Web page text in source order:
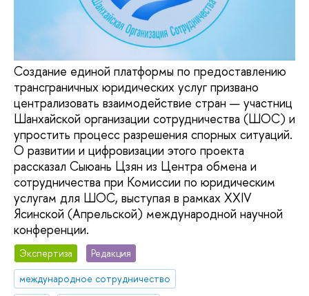
Создание единой платформы по предоставлению
трансграничных юридических услуг призвано
централизовать взаимодействие стран — участниц
Шанхайской организации сотрудничества (ШОС) и
упростить процесс разрешения спорных ситуаций.
О развитии и цифровизации этого проекта
рассказал Сыюань Цзян из Центра обмена и
сотрудничества при Комиссии по юридическим
услугам для ШОС, выступая в рамках XXIV
Ясинской (Апрельской) международной научной
конференции.
Экспертиза
Редакция
международное сотрудничество